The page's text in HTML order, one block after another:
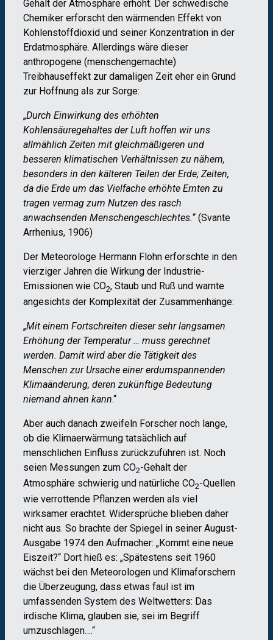
Gehalt der Atmosphäre erhöht. Der schwedische
Chemiker erforscht den wärmenden Effekt von
Kohlenstoffdioxid und seiner Konzentration in der
Erdatmosphäre. Allerdings wäre dieser
anthropogene (menschengemachte)
Treibhauseffekt zur damaligen Zeit eher ein Grund
zur Hoffnung als zur Sorge:
„Durch Einwirkung des erhöhten
Kohlensäuregehaltes der Luft hoffen wir uns
allmählich Zeiten mit gleichmäßigeren und
besseren klimatischen Verhältnissen zu nähern,
besonders in den kälteren Teilen der Erde; Zeiten,
da die Erde um das Vielfache erhöhte Ernten zu
tragen vermag zum Nutzen des rasch
anwachsenden Menschengeschlechtes.“ (Svante
Arrhenius, 1906)
Der Meteorologe Hermann Flohn erforschte in den
vierziger Jahren die Wirkung der Industrie-
Emissionen wie CO2, Staub und Ruß und warnte
angesichts der Komplexität der Zusammenhänge:
„Mit einem Fortschreiten dieser sehr langsamen
Erhöhung der Temperatur … muss gerechnet
werden. Damit wird aber die Tätigkeit des
Menschen zur Ursache einer erdumspannenden
Klimaänderung, deren zukünftige Bedeutung
niemand ahnen kann.“
Aber auch danach zweifeln Forscher noch lange,
ob die Klimaerwärmung tatsächlich auf
menschlichen Einfluss zurückzuführen ist. Noch
seien Messungen zum CO2-Gehalt der
Atmosphäre schwierig und natürliche CO2-Quellen
wie verrottende Pflanzen werden als viel
wirksamer erachtet. Widersprüche blieben daher
nicht aus. So brachte der Spiegel in seiner August-
Ausgabe 1974 den Aufmacher: „Kommt eine neue
Eiszeit?“ Dort hieß es: „Spätestens seit 1960
wächst bei den Meteorologen und Klimaforschern
die Überzeugung, dass etwas faul ist im
umfassenden System des Weltwetters: Das
irdische Klima, glauben sie, sei im Begriff
umzuschlagen….“